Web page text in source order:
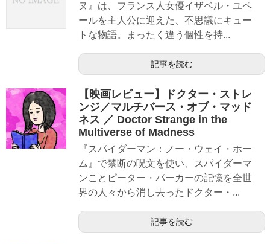
ヌ』は、フランス人女優イザベル・ユペ
ールを主人公に迎えた、不思議にキュー
トな物語。まったく違う個性を持...
記事を読む
【映画レビュー】ドクター・ストレ
ンジ／マルチバース・オブ・マッド
ネス ／ Doctor Strange in the
Multiverse of Madness
『スパイダーマン：ノー・ウェイ・ホー
ム』で禁断の呪文を使い、スパイダーマ
ンことピーター・パーカーの記憶を全世
界の人々から消し去ったドクター・...
記事を読む